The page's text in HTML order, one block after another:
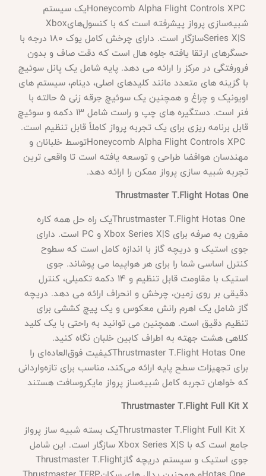
Honeycomb Alpha Flight Controls XPCیک سیستم
شبیه‌سازی پرواز پیشرفته است که با کنسول‌هایXbox
Series X|S
سازگار است. دارای چرخش کامل یوک 180 درجه با
حسگرهای ارتقا یافته جلوه هال است که دقت صاف و بدون
فرورفتگی در مرکز را ارائه می دهد. پایه شامل یک پانل سوئیچ
با گزینه های متعدد مانند کلیدهای اصلی، دینام، سیستم های
اویونیک و چراغ و همچنین یک سوئیچ جرقه زنی 5 حالته با
فنر است. دستگیره های چپ و راست شامل 13 دکمه و سوئیچ
قابل برنامه ریزی برای یک تجربه پرواز کاملاً قابل تنظیم است.
Honeycomb Alpha Flight Controls XPCتوسط خلبانان و
مهندسان هوافضا طراحی و توسعه یافته است تا واقعی ترین
تجربه شبیه سازی پرواز ممکن را ارائه دهد.
Thrustmaster T.Flight Hotas One
Thrustmaster T.Flight Hotas Oneیک راه حل همه کاره
مقرون به صرفه برای Xbox Series X|Sو PC است. دارای
جوی استیک و دریچه گاز با اندازه کامل است که سطوح
کنترل اساسی شما را برای هر هواپیما می پوشاند. جوی
استیک با مقاومت قابل تنظیم و 14 دکمه تکمیلی، کنترل
دقیقی بر روی زمین، چرخش و انحراف ارائه می دهد. دریچه
گاز شامل یک اهرم رانش معکوس و یک پیچ کششی برای
تنظیم دقیق است. همچنین می توانید به راحتی با یک کلید
کلاهی هشت جهته به اطراف کابین خلبان نگاه کنید.
Thrustmaster T.Flight Hotas Oneکیفیت فوق‌العاده‌ای را
برای تجهیزات سطح پایه ارائه می‌کند، مناسب برای تازه‌واردانی
که خواهان تجربه کامل شبیه‌ساز پرواز مایکروسافت هستند
Thrustmaster T.Flight Full Kit X
Thrustmaster T.Flight Full Kit Xیک بسته شبیه ساز پرواز
جامع است که با Xbox Series X|Sسازگار است. این شامل
جوی استیک و سیستم دریچه گازThrustmaster T.Flight